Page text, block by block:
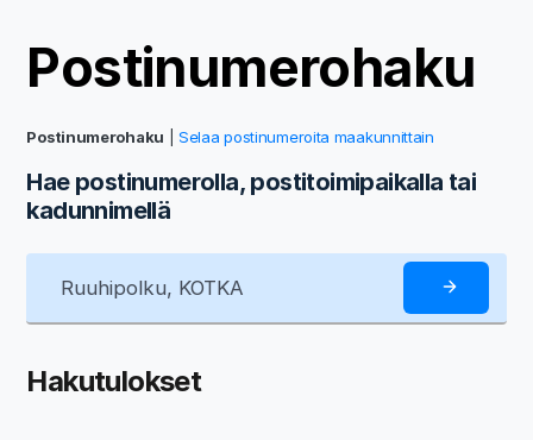
Postinumerohaku
Postinumerohaku |Selaa postinumeroita maakunnittain
Hae postinumerolla, postitoimipaikalla tai
kadunnimellä
Hakutulokset